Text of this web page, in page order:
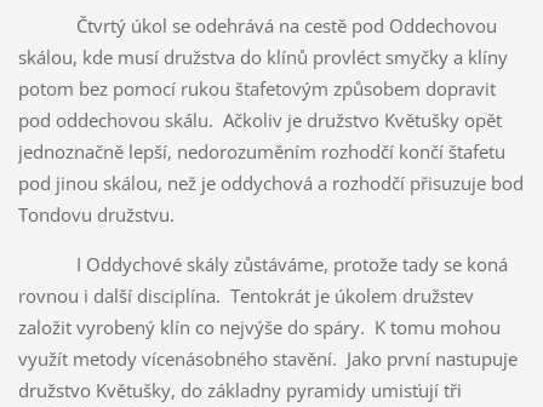
Čtvrtý úkol se odehrává na cestě pod Oddechovou
skálou, kde musí družstva do klínů provléct smyčky a klíny
potom bez pomocí rukou štafetovým způsobem dopravit
pod oddechovou skálu. Ačkoliv je družstvo Květušky opět
jednoznačně lepší, nedorozuměním rozhodčí končí štafetu
pod jinou skálou, než je oddychová a rozhodčí přisuzuje bod
Tondovu družstvu.
I Oddychové skály zůstáváme, protože tady se koná
rovnou i další disciplína. Tentokrát je úkolem družstev
založit vyrobený klín co nejvýše do spáry. K tomu mohou
využít metody vícenásobného stavění. Jako první nastupuje
družstvo Květušky, do základny pyramidy umisťují tři